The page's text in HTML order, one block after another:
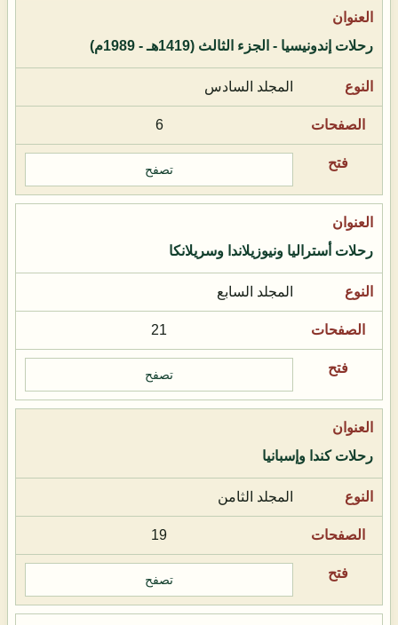
رحلات إندونيسيا - الجزء الثالث (1419هـ - 1989م)
المجلد السادس
6
تصفح
رحلات أستراليا ونيوزيلاندا وسريلانكا
المجلد السابع
21
تصفح
رحلات كندا وإسبانيا
المجلد الثامن
19
تصفح